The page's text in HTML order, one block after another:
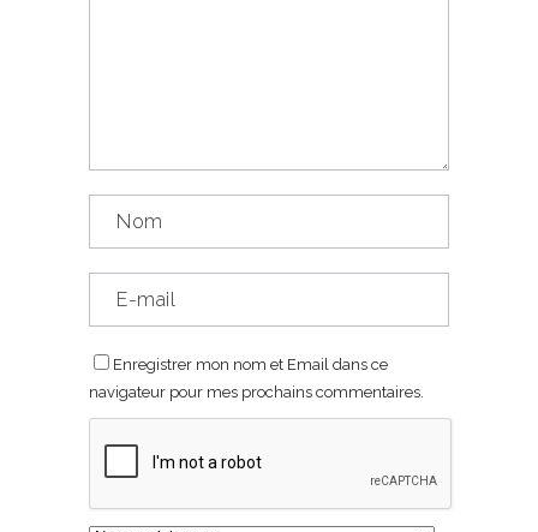
Enregistrer mon nom et Email dans ce
navigateur pour mes prochains commentaires.